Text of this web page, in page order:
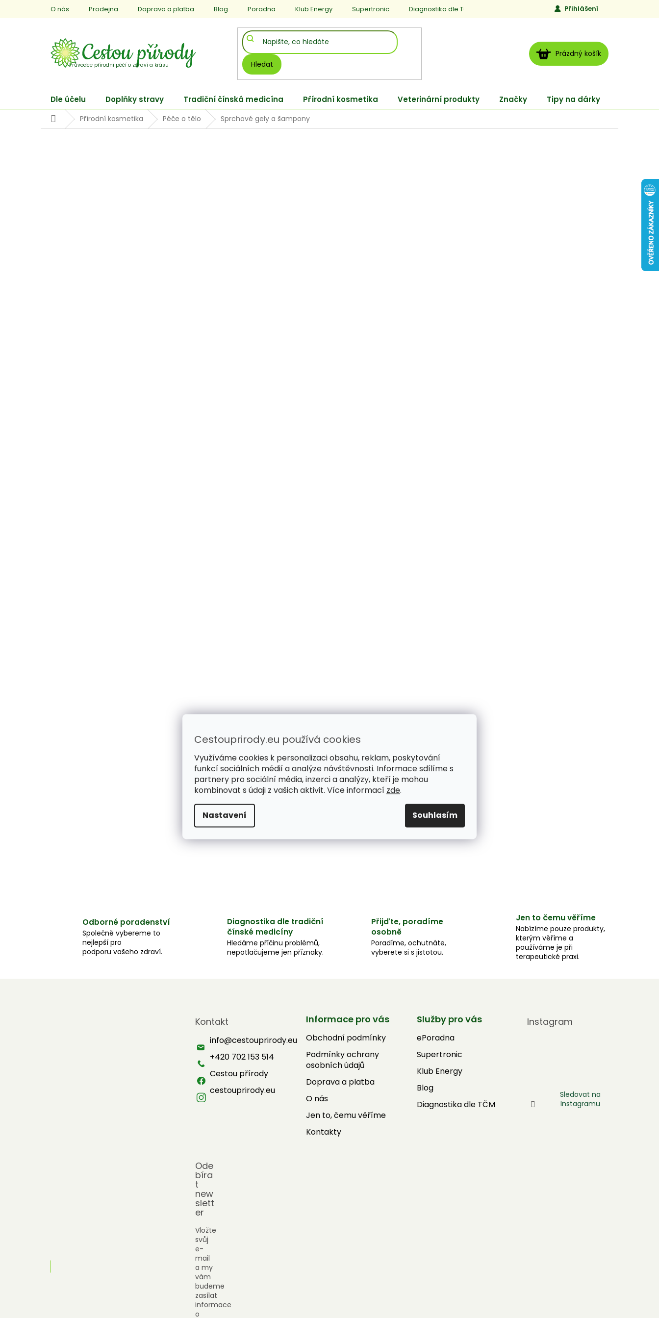
Cestouprirody.eu používá cookies
Využíváme cookies k personalizaci obsahu, reklam, poskytování
funkcí sociálních médií a analýze návštěvnosti. Informace sdílíme s
partnery pro sociální média, inzerci a analýzy, kteří je mohou
kombinovat s údaji z vašich aktivit. Více informací zde.
Nastavení Souhlasím
O nás Prodejna Doprava a platba Blog Poradna Klub Energy Supertronic Diagnostika dle TCM Jen to, čemu věříme
Přihlášení
Hledat
NÁKUPNÍ
KOŠÍK
Prázdný košík
Dle účelu Doplňky stravy Tradiční čínská medicína Přírodní kosmetika Veterinární produkty Značky Tipy na dárky
DomůPřírodní kosmetika Péče o tělo Sprchové gely a šampony
Odborné poradenství
Společně vybereme to
nejlepší pro
podporu vašeho zdraví.
Diagnostika dle tradiční
čínské medicíny
Hledáme příčinu problémů,
nepotlačujeme jen příznaky.
Přijďte, poradíme
osobně
Poradíme, ochutnáte,
vyberete si s jistotou.
Jen to čemu věříme
Nabízíme pouze produkty,
kterým věříme a
používáme je při
terapeutické praxi.
Kontakt
info@cestouprirody.eu
+420 702 153 514
Cestou přírody
cestouprirody.eu
Informace pro vás
Obchodní podmínky
Podmínky ochrany
osobních údajů
Doprava a platba
O nás
Jen to, čemu věříme
Kontakty
Služby pro vás
ePoradna
Supertronic
Klub Energy
Blog
Diagnostika dle TČM
Instagram
Sledovat na
Instagramu
Ode
bíra
t
new
slett
er
Vložte
svůj
e-
mail
a my
vám
budeme
zasílat
informace
o